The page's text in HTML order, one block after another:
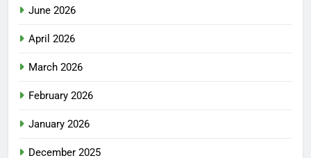
June 2026
April 2026
March 2026
February 2026
January 2026
December 2025